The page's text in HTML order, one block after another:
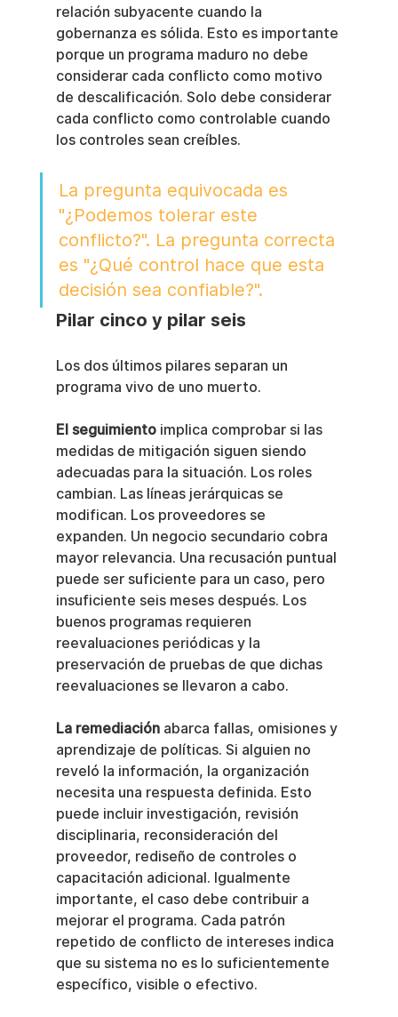
relación subyacente cuando la
gobernanza es sólida. Esto es importante
porque un programa maduro no debe
considerar cada conflicto como motivo
de descalificación. Solo debe considerar
cada conflicto como controlable cuando
los controles sean creíbles.
La pregunta equivocada es
"¿Podemos tolerar este
conflicto?". La pregunta correcta
es "¿Qué control hace que esta
decisión sea confiable?".
Pilar cinco y pilar seis
Los dos últimos pilares separan un
programa vivo de uno muerto.
El seguimiento implica comprobar si las
medidas de mitigación siguen siendo
adecuadas para la situación. Los roles
cambian. Las líneas jerárquicas se
modifican. Los proveedores se
expanden. Un negocio secundario cobra
mayor relevancia. Una recusación puntual
puede ser suficiente para un caso, pero
insuficiente seis meses después. Los
buenos programas requieren
reevaluaciones periódicas y la
preservación de pruebas de que dichas
reevaluaciones se llevaron a cabo.
La remediación abarca fallas, omisiones y
aprendizaje de políticas. Si alguien no
reveló la información, la organización
necesita una respuesta definida. Esto
puede incluir investigación, revisión
disciplinaria, reconsideración del
proveedor, rediseño de controles o
capacitación adicional. Igualmente
importante, el caso debe contribuir a
mejorar el programa. Cada patrón
repetido de conflicto de intereses indica
que su sistema no es lo suficientemente
específico, visible o efectivo.